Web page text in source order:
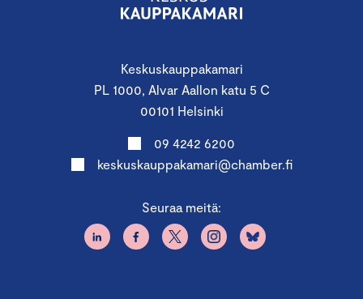
Keskuskauppakamari
PL 1000, Alvar Aallon katu 5 C
00101 Helsinki
09 4242 6200
keskuskauppakamari@chamber.fi
Seuraa meitä: